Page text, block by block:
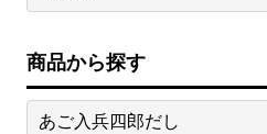
商品から探す
あご入兵四郎だし